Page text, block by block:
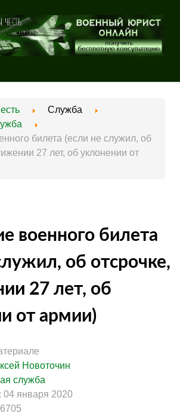
Служба
билета (если не служил, об
27 лет, об уклонении от
военного билета
об отсрочке,
27 лет, об
от армии)
Новоточин
служба
04 января 2020